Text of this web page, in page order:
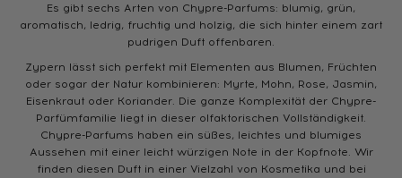
Es gibt sechs Arten von Chypre-Parfums: blumig, grün,
aromatisch, ledrig, fruchtig und holzig, die sich hinter einem zart
pudrigen Duft offenbaren.
Zypern lässt sich perfekt mit Elementen aus Blumen, Früchten
oder sogar der Natur kombinieren: Myrte, Mohn, Rose, Jasmin,
Eisenkraut oder Koriander. Die ganze Komplexität der Chypre-
Parfümfamilie liegt in dieser olfaktorischen Vollständigkeit.
Chypre-Parfums haben ein süßes, leichtes und blumiges
Aussehen mit einer leicht würzigen Note in der Kopfnote. Wir
finden diesen Duft in einer Vielzahl von Kosmetika und bei